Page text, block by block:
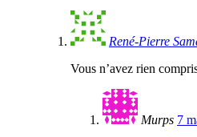
René-Pierre
Vous n’avez rien
Murps 7